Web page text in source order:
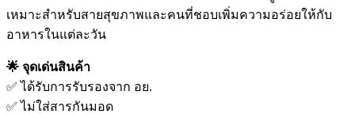
เหมาะสำหรับสายสุขภาพและคนที่ชอบเพิ่มความอร่อยให้กับ
อาหารในแต่ละวัน
🌟 จุดเด่นสินค้า
✅ ได้รับการรับรองจาก อย.
✅ ไม่ใส่สารกันมอด